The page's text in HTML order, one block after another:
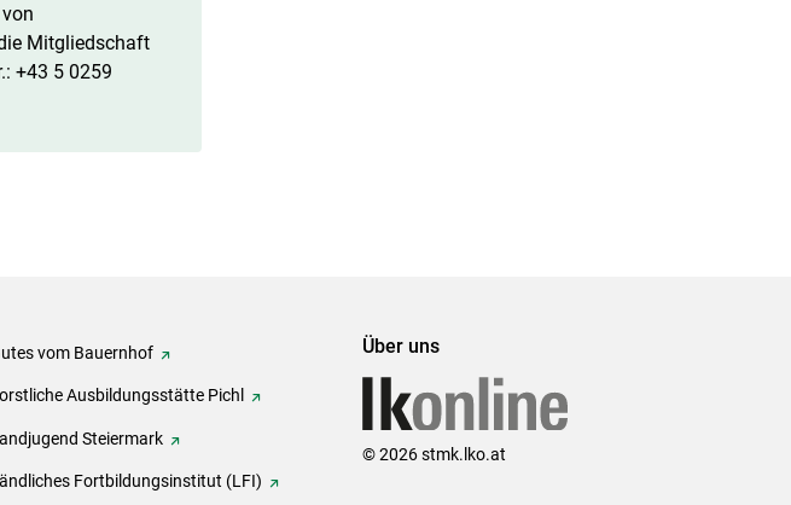
Mitgliedschaft
+43 5 0259
vom Bauernhof
Ausbildungsstätte Pichl
Steiermark
Fortbildungsinstitut (LFI)
Über uns
© 2026 stmk.lko.at